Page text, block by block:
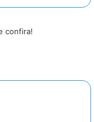
confira!